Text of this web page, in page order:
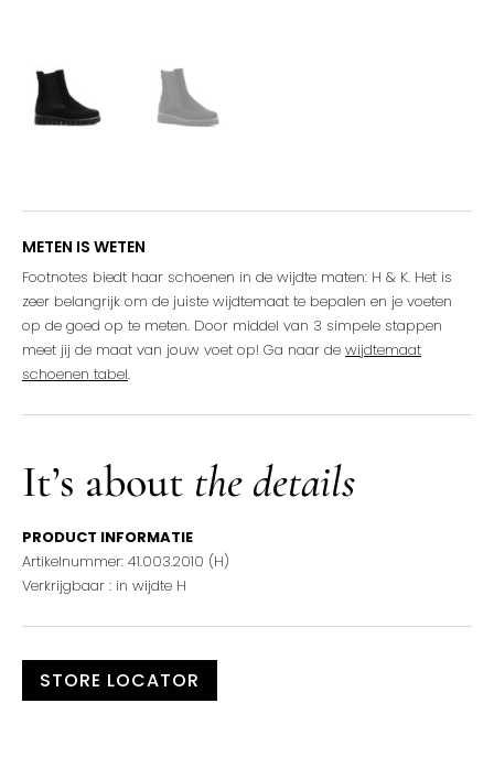
METEN IS WETEN
Footnotes biedt haar schoenen in de wijdte maten: H & K. Het is
zeer belangrijk om de juiste wijdtemaat te bepalen en je voeten
op de goed op te meten. Door middel van 3 simpele stappen
meet jij de maat van jouw voet op! Ga naar de wijdtemaat
schoenen tabel.
It’s about the details
PRODUCT INFORMATIE
Artikelnummer: 41.003.2010 (H)
Verkrijgbaar : in wijdte H
STORE LOCATOR